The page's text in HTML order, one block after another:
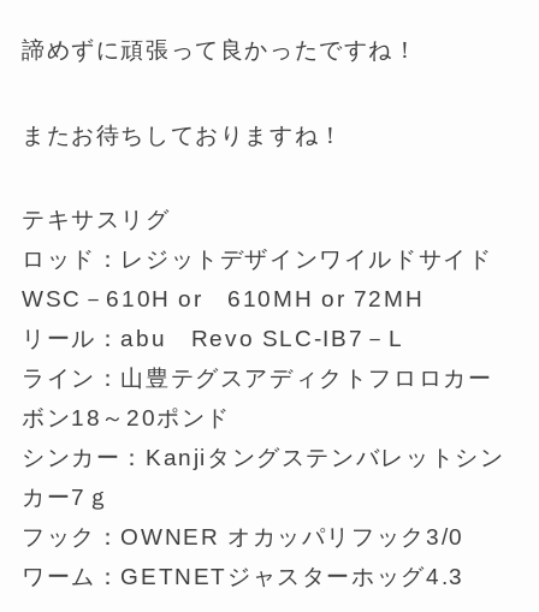
諦めずに頑張って良かったですね！
またお待ちしておりますね！
テキサスリグ
ロッド：レジットデザインワイルドサイド
WSC－610H or 610MH or 72MH
リール：abu Revo SLC-IB7－L
ライン：山豊テグスアディクトフロロカー
ボン18～20ポンド
シンカー：Kanjiタングステンバレットシン
カー7ｇ
フック：OWNER オカッパリフック3/0
ワーム：GETNETジャスターホッグ4.3